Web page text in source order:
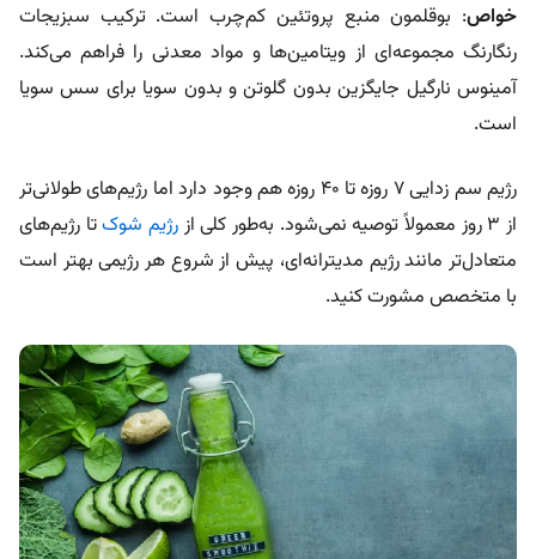
خواص: بوقلمون منبع پروتئین کم‌چرب است. ترکیب سبزیجات
رنگارنگ مجموعه‌ای از ویتامین‌ها و مواد معدنی را فراهم می‌کند.
آمینوس نارگیل جایگزین بدون گلوتن و بدون سویا برای سس سویا
است.
رژیم سم زدایی 7 روزه تا ۴۰ روزه هم وجود دارد اما رژیم‌های طولانی‌تر
از ۳ روز معمولاً توصیه نمی‌شود. به‌طور کلی از
رژیم شوکتا رژیم‌های
متعادل‌تر مانند رژیم مدیترانه‌ای، پیش از شروع هر رژیمی بهتر است
با متخصص مشورت کنید.